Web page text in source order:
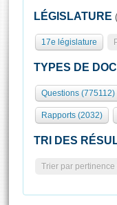
Présidence
577 députés
Groupes
Séance publique
Commissions
Europe et
Pétitions
Rôle et pouvoirs
Organisation de
Présidence
Statistiques et
Visiter
Visite virtuelle
Assister à une
LÉGISLATURE
17e législature
TYPES DE
Questions (775112)
Rapports (2032)
TRI DES
Trier par pertinence